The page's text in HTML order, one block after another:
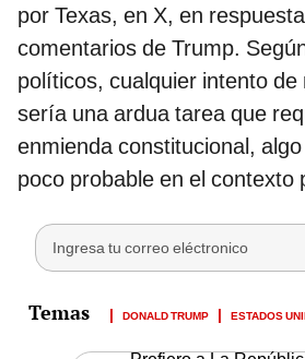
por Texas, en X, en
comentarios de Trump.
políticos, cualquier intento de
sería una ardua tarea que
enmienda constitucional,
poco probable en el contexto
DONALD TRUMP ESTADOS